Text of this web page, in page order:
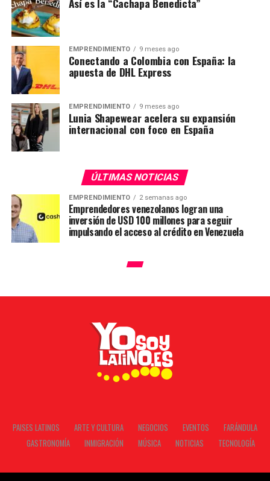
EMPRENDIMIENTO 9 meses ago
Conectando a Colombia con España: la
apuesta de DHL Express
EMPRENDIMIENTO 9 meses ago
Lunia Shapewear acelera su expansión
internacional con foco en España
ÚLTIMAS NOTICIAS
EMPRENDIMIENTO 2 semanas ago
Emprendedores venezolanos logran una
inversión de USD 100 millones para seguir
impulsando el acceso al crédito en Venezuela
PAISES LATINOS ARTE Y CULTURA NEGOCIOS EVENTOS
FARÁNDULA
GASTRONOMÍA
INMIGRACIÓN MÚSICA NOTICIAS TECNOLOGÍA